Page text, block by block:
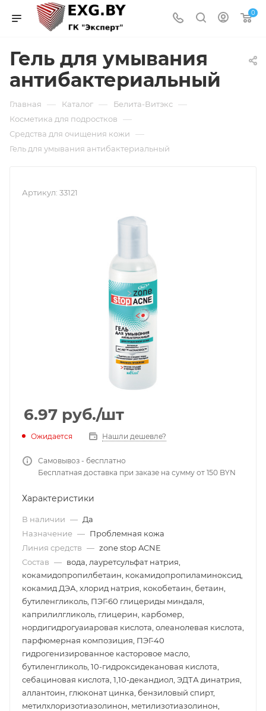
0
Гель для умывания
антибактериальный
Главная — Каталог — Белита-Витэкс —
Косметика для подростков —
Средства для очищения кожи —
Гель для умывания антибактериальный
Артикул: 33121
6.97 руб./шт
Ожидается Нашли дешевле?
Самовывоз - бесплатно
Бесплатная доставка при заказе на сумму от 150 BYN
Характеристики
В наличии — Да
Назначение — Проблемная кожа
Линия средств — zone stop ACNE
Состав — вода, лауретсульфат натрия,
кокамидопропилбетаин, кокамидопропиламиноксид,
кокамид ДЭА, хлорид натрия, кокобетаин, бетаин,
бутиленгликоль, ПЭГ-60 глицериды миндаля,
каприлилгликоль, глицерин, карбомер,
нордигидрогуаиаровая кислота, олеанолевая кислота,
парфюмерная композиция, ПЭГ-40
гидрогенизированное касторовое масло,
бутиленгликоль, 10-гидроксидекановая кислота,
себациновая кислота, 1,10-декандиол, ЭДТА динатрия,
аллантоин, глюконат цинка, бензиловый спирт,
метилхлоризотиазолинон, метилизотиазолинон,